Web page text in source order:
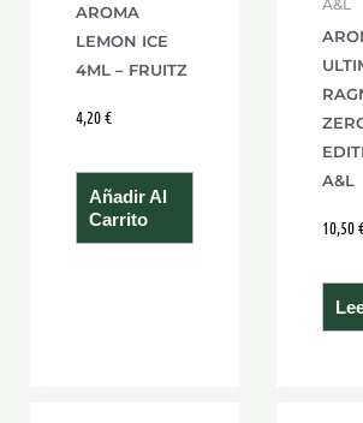
AROMA
LEMON ICE
4ML – FRUITZ
4,20€
Añadir Al
Carrito
A&L
A&L
10,50